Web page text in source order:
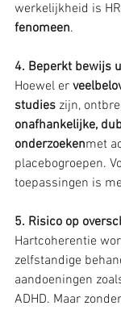
werkelijkheid is
fenomeen.
4. Beperkt bewijs
Hoewel er
studies zijn,
onafhankelijke,
onderzoekenmet
placebogroepen.
toepassingen is
5. Risico op
Hartcoherentie
zelfstandige
aandoeningen
ADHD. Maar